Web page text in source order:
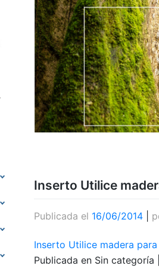
Inserto Utilice
Publicada el 16/06/2014
Inserto Utilice madera
Publicada en Sin categoría